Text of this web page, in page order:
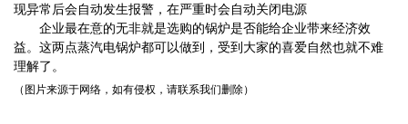
现异常后会自动发生报警，在严重时会自动关闭电源
企业最在意的无非就是选购的锅炉是否能给企业带来经济效
益。这两点蒸汽电锅炉都可以做到，受到大家的喜爱自然也就不难
理解了。
（图片来源于网络，如有侵权，请联系我们删除）